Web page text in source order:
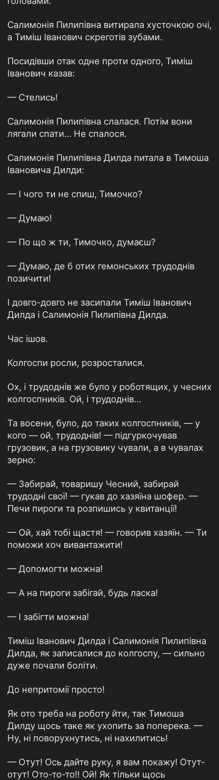
Салимонiя Пилипiвна витирала хусточкою очi,
а Тимiш Iванович скреготiв зубами.
Посидiвши отак одне проти одного, Тимiш
Iванович казав:
— Стелись!
Салимонiя Пилипiвна слалася. Потiм вони
лягали спати... Не спалося.
Салимонiя Пилипiвна Дилда питала в Тимоша
Iвановича Дилди:
— I чого ти не спиш, Тимочко?
— Думаю!
— По що ж ти, Тимочко, думаєш?
— Думаю, де б отих гемонських трудоднiв
позичити!
I довго-довго не засипали Тимiш Iванович
Дилда i Салимонiя Пилипiвна Дилда.
Час iшов.
Колгоспи росли, розросталися.
Ох, i трудоднiв же було у роботящих, у чесних
колгоспникiв. Ой, i трудоднiв...
Та восени, було, до таких колгоспникiв, — у
кого — ой, трудоднiв! — пiдгуркочував
грузовик, а на грузовику чували, а в чувалах
зерно:
— Забирай, товаришу Чесний, забирай
трудоднi свої! — гукав до хазяїна шофер. —
Печи пироги та розпишись у квитанцiї!
— Ой, хай тобi щастя! — говорив хазяїн. — Ти
поможи хоч вивантажити!
— Допомогти можна!
— А на пироги забiгай, будь ласка!
— I забiгти можна!
Тимiш Iванович Дилда i Салимонiя Пилипiвна
Дилда, як записалися до колгоспу, — сильно
дуже почали болiти.
До непритомiї просто!
Як ото треба на роботу йти, так Тимоша
Дилду щось таке як ухопить за поперека. —
Ну, нi поворухнутись, нi нахилитись!
— Отут! Ось дайте руку, я вам покажу! Отут-
отут! Ото-то-то!! Ой! Як тiльки щось